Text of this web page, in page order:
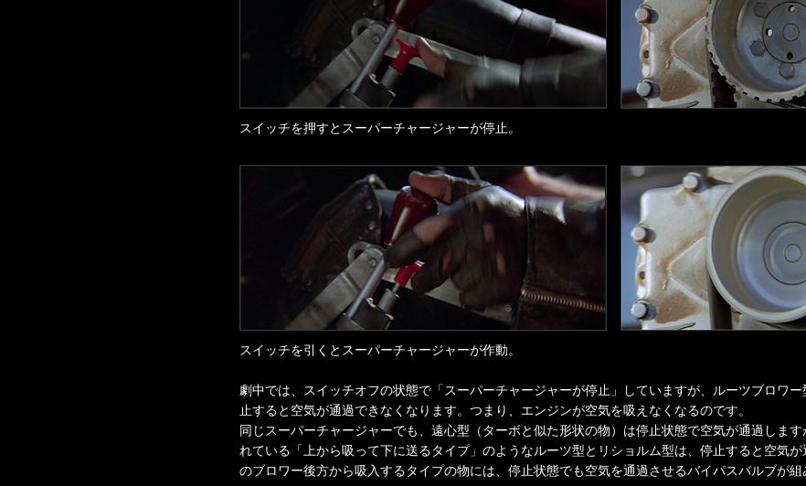
スイッチを押すとスーパーチャージャーが停止。
スイッチを引くとスーパーチャージャーが作動。
劇中では、スイッチオフの状態で「スーパーチャージャーが停止」していますが、ルーツブロワ
止すると空気が通過できなくなります。つまり、エンジンが空気を吸えなくなるのです。
同じスーパーチャージャーでも、遠心型（ターボと似た形状の物）は停止状態で空気が通過しま
れている「上から吸って下に送るタイプ」のようなルーツ型とリショルム型は、停止すると空気
のブロワー後方から吸入するタイプの物には、停止状態でも空気を通過させるバイパスバルブが組